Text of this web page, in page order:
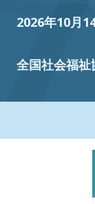
全国社会福